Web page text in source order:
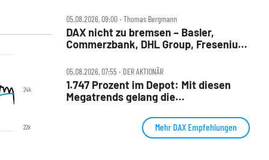
22k
24k
05.08.2026, 09:00 ‧ Thomas Bergmann
DAX nicht zu bremsen – Basler,
Commerzbank, DHL Group, Fresenius,
05.08.2026, 07:55 ‧ DER AKTIONÄR
1.747 Prozent im Depot: Mit diesen
Megatrends gelang die
Mehr DAX Empfehlungen